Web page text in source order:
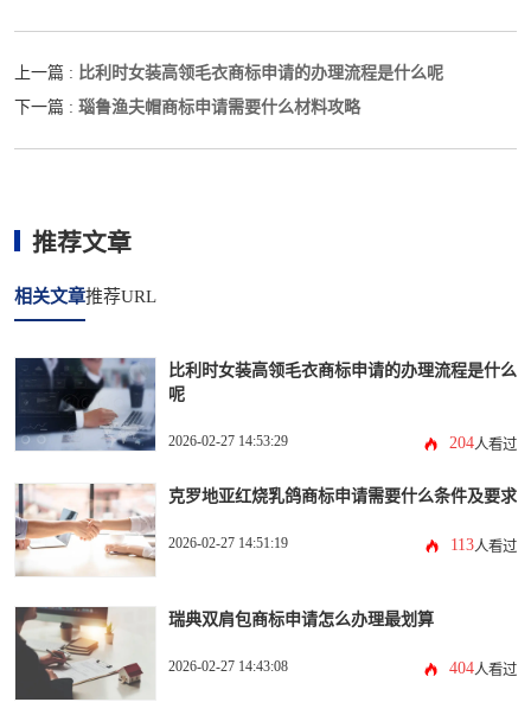
上一篇 : 比利时女装高领毛衣商标申请的办理流程是什么呢
下一篇 : 瑙鲁渔夫帽商标申请需要什么材料攻略
推荐文章
相关文章推荐URL
比利时女装高领毛衣商标申请的办理流程是什么
呢
2026-02-27 14:53:29 204人看过
克罗地亚红烧乳鸽商标申请需要什么条件及要求
2026-02-27 14:51:19 113人看过
瑞典双肩包商标申请怎么办理最划算
2026-02-27 14:43:08 404人看过